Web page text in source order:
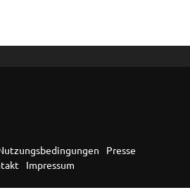
Presse
Impressum